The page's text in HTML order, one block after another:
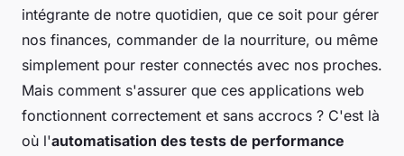
intégrante de notre quotidien, que ce soit pour gérer
nos finances, commander de la nourriture, ou même
simplement pour rester connectés avec nos proches.
Mais comment s'assurer que ces applications web
fonctionnent correctement et sans accrocs ? C'est là
où l'automatisation des tests de performance